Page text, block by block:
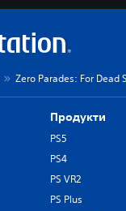
Zero Parades: For Dead
Продукти
PS5
PS4
PS VR2
PS Plus